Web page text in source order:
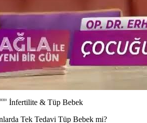
İnfertilite & Tüp Bebek
Tek Tedavi Tüp Bebek mi?